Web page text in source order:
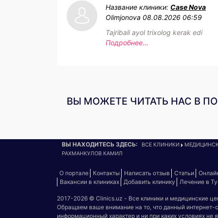
Название клиники: Case Nova
Olimjonova 08.08.2026 06:59
Tajribali ayol trixolog kerak edi
Подробнее...
ВЫ МОЖЕТЕ ЧИТАТЬ НАС В
ВЫ НАХОДИТЕСЬ ЗДЕСЬ: ВСЕ КЛИНИКИ
РАХМАНКУЛОВ КАМИЛ
О портале Контакты Написать отзыв Статьи
Вакансии в клиниках Добавить клинику Лечение в
2017-2026 © Clinics.uz - Все клиники и медицинские
Обращаем ваше внимание на то, что данный интернет-
информационный характер и ни при каких условиях не